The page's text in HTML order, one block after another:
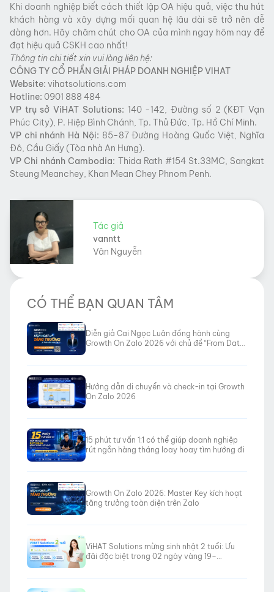
Khi doanh nghiệp biết cách thiết lập OA hiệu quả, việc thu hút
khách hàng và xây dựng mối quan hệ lâu dài sẽ trở nên dễ
dàng hơn. Hãy chăm chút cho OA của mình ngay hôm nay để
đạt hiệu quả CSKH cao nhất!
Thông tin chi tiết xin vui lòng liên hệ:
CÔNG TY CỔ PHẦN GIẢI PHÁP DOANH NGHIỆP VIHAT
Website: vihatsolutions.com
Hotline: 0901 888 484
VP trụ sởViHAT Solutions: 140 -142, Đường số 2 (KĐT Vạn
Phúc City), P. Hiệp Bình Chánh, Tp. Thủ Đức, Tp. Hồ Chí Minh.
VP chi nhánh Hà Nội: 85-87 Đường Hoàng Quốc Việt, Nghĩa
Đô, Cầu Giấy (Tòa nhà An Hưng).
VP Chi nhánh Cambodia: Thida Rath #154 St.33MC, Sangkat
Steung Meanchey, Khan Mean Chey Phnom Penh.
Tác giả
vanntt
Vân Nguyễn
CÓ THỂ BẠN QUAN TÂM
Diễn giả Cai Ngọc Luân đồng hành cùng
Growth On Zalo 2026 với chủ đề “From Data
Hướng dẫn di chuyển và check-in tại Growth
On Zalo 2026
15 phút tư vấn 1:1 có thể giúp doanh nghiệp
rút ngắn hàng tháng loay hoay tìm hướng đi
Growth On Zalo 2026: Master Key kích hoạt
tăng trưởng toàn diện trên Zalo
ViHAT Solutions mừng sinh nhật 2 tuổi: Ưu
đãi đặc biệt trong 02 ngày vàng 19–